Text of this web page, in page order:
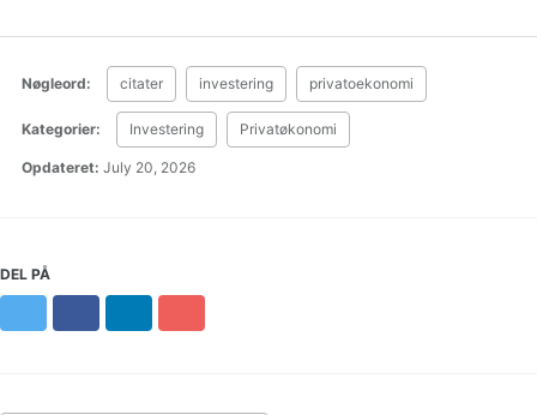
Nøgleord: citater investering privatoekonomi
Kategorier: Investering Privatøkonomi
Opdateret: July 20, 2026
DEL PÅ